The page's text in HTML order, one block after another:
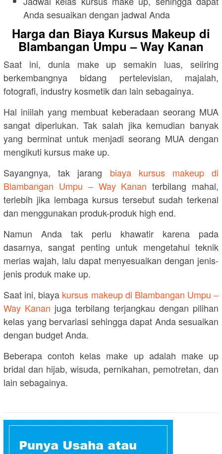
Anda sesuaikan dengan jadwal Anda
Harga dan Biaya Kursus Makeup di
Blambangan Umpu – Way Kanan
Saat ini, dunia make up semakin luas, seiiring
berkembangnya bidang pertelevisian, majalah,
fotografi, industry kosmetik dan lain sebagainya.
Hal iniilah yang membuat keberadaan seorang MUA
sangat diperlukan. Tak salah jika kemudian banyak
yang berminat untuk menjadi seorang MUA dengan
mengikuti kursus make up.
Sayangnya, tak jarang biaya kursus makeup di
Blambangan Umpu – Way Kanan terbilang mahal,
terlebih jika lembaga kursus tersebut sudah terkenal
dan menggunakan produk-produk high end.
Namun Anda tak perlu khawatir karena pada
dasarnya, sangat penting untuk mengetahui teknik
merias wajah, lalu dapat menyesuaikan dengan jenis-
jenis produk make up.
Saat ini, biaya kursus makeup di Blambangan Umpu –
Way Kanan juga terbilang terjangkau dengan pilihan
kelas yang bervariasi sehingga dapat Anda sesuaikan
dengan budget Anda.
Beberapa contoh kelas make up adalah make up
bridal dan hijab, wisuda, pernikahan, pemotretan, dan
lain sebagainya.